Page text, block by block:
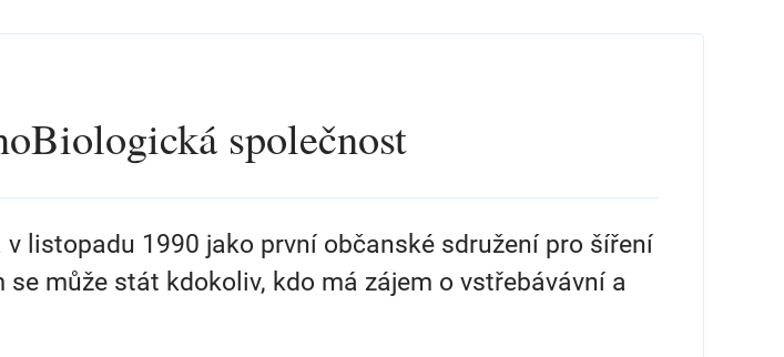
společnost
listopadu 1990 jako první občanské sdružení pro šíření
může stát kdokoliv, kdo má zájem o vstřebávávní a